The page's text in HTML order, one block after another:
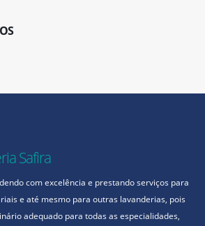
Safira
com excelência e prestando serviços para
e até mesmo para outras lavanderias, pois
adequado para todas as especialidades,